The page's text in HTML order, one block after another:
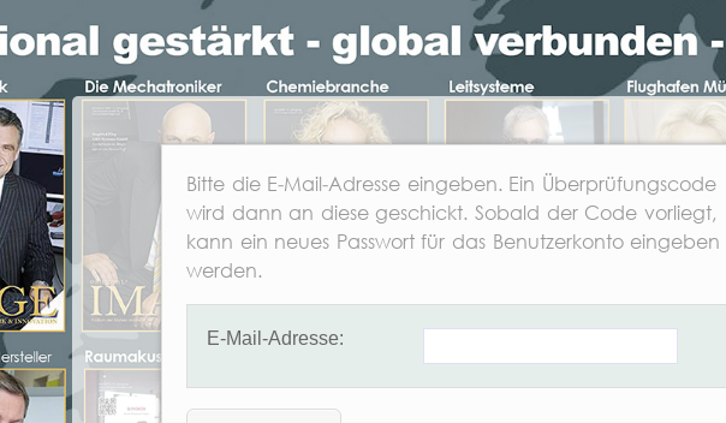
Bitte die E-Mail-Adresse eingeben. Ein Überprüfungscode
wird dann an diese geschickt. Sobald der Code vorliegt,
kann ein neues Passwort für das Benutzerkonto eingeben
werden.
E-Mail-Adresse: